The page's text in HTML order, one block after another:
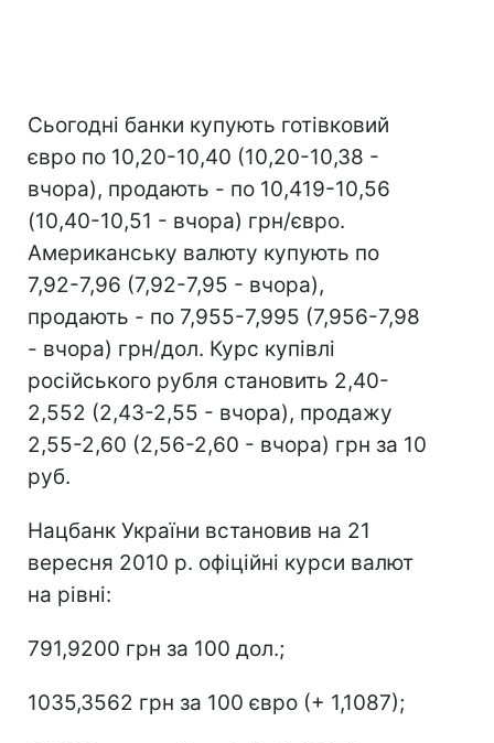
Сьогодні банки купують готівковий
євро по 10,20-10,40 (10,20-10,38 -
вчора), продають - по 10,419-10,56
(10,40-10,51 - вчора) грн/євро.
Американську валюту купують по
7,92-7,96 (7,92-7,95 - вчора),
продають - по 7,955-7,995 (7,956-7,98
- вчора) грн/дол. Курс купівлі
російського рубля становить 2,40-
2,552 (2,43-2,55 - вчора), продажу
2,55-2,60 (2,56-2,60 - вчора) грн за 10
руб.
Нацбанк України встановив на 21
вересня 2010 р. офіційні курси валют
на рівні:
791,9200 грн за 100 дол.;
1035,3562 грн за 100 євро (+ 1,1087);